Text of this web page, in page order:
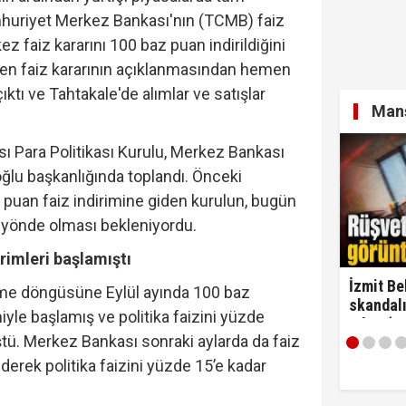
Mohamed Salah'ta mutlu son!
"yolsuzluk" soruşturması... Veli Ağbaba'nın
Merkez Bankası'nın (TCMB) faiz
faiz kararını 100 baz puan indirildiğini
faiz kararının açıklanmasından hemen
ve Tahtakale'de alımlar ve satışlar
Para Politikası Kurulu, Merkez Bankası
başkanlığında toplandı. Önceki
puan faiz indirimine giden kurulun, bugün
yönde olması bekleniyordu.
başlamıştı
döngüsüne Eylül ayında 100 baz
başlamış ve politika faizini yüzde
Merkez Bankası sonraki aylarda da faiz
politika faizini yüzde 15’e kadar
İzmit
çıktı!
alırım…'